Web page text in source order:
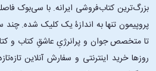
بزرگ‌ترین کتاب‌فروشی ایرانه. با سی‌بوک
تا متخصص جوان و پرانرژیِ عاشقِ کتاب و
روزها خرید اینترنتی و سفارش آنلاین